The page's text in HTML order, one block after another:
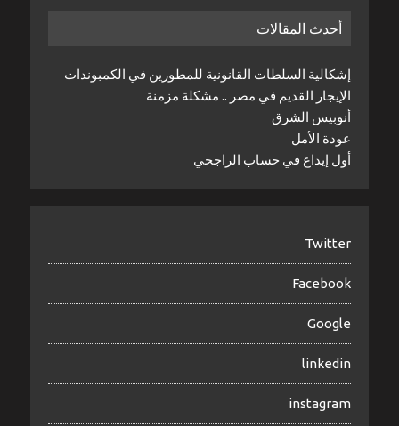
أحدث المقالات
إشكالية السلطات القانونية للمطورين في الكمبوندات
الإيجار القديم في مصر .. مشكلة مزمنة
أنوبيس الشرق
عودة الأمل
أول إيداع في حساب الراجحي
Twitter
Facebook
Google
linkedin
instagram